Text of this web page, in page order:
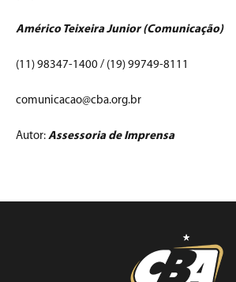
Américo Teixeira Junior (Comunicação)
(11) 98347-1400 / (19) 99749-8111
comunicacao@cba.org.br
Autor: Assessoria de Imprensa